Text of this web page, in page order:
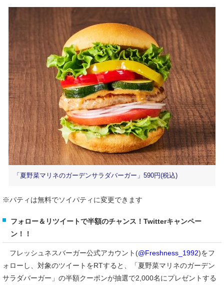
「夏野菜マリネのガーデンサラダバーガー」590円(税込)
※パティは無料でソイパティに変更できます
フォロー＆リツイートで半額のチャンス！Twitterキャンペー
ン！！
フレッシュネスバーガー公式アカウント(@Freshness_1992)をフ
ォローし、対象のツイートをRTすると、「夏野菜マリネのガーデン
サラダバーガー」の半額クーポンが抽選で2,000名にプレゼントする